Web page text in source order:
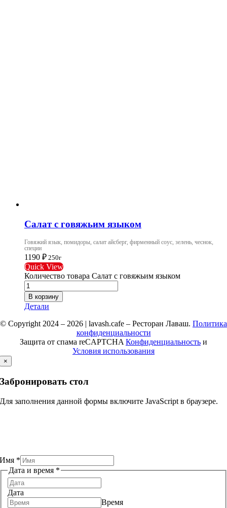
Салат с говяжьим языком
Говяжий язык, помидоры, салат айсберг, фирменный соус, зелень, чеснок,
специи
1190 ₽ 250г
Quick View
Количество товара Салат с говяжьим языком
В корзину
Детали
© Copyright 2024 – 2026 | lavash.cafe – Ресторан Лаваш. Политика
конфиденциальности
Защита от спама reCAPTCHA Конфиденциальность и
Условия использования
×
Забронировать стол
Для заполнения данной формы включите JavaScript в браузере.
Имя *
Дата и время *
Дата
Время